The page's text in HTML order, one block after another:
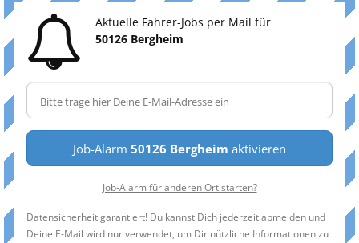
Aktuelle Fahrer-Jobs per Mail für
50126 Bergheim
Job-Alarm 50126 Bergheim aktivieren
Job-Alarm für anderen Ort starten?
Datensicherheit garantiert! Du kannst Dich jederzeit abmelden und
Deine E-Mail wird nur verwendet, um Dir nützliche Informationen zu